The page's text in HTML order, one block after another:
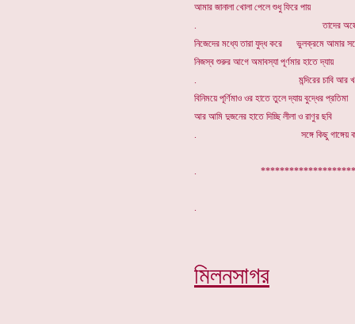
আমার জানালা খোলা পেলে শুধু ফিরে পায়
. তাদের অস্ত্রের
নিজেদের মধ্যে তারা যুদ্ধ করে ভুলক্রমে আমার
নিজস্ব শুরুর আগে অমাবস্যা পূর্ণমার হাতে দ্যায়
. মন্দিরের চাবি আর খড়্গ
বিনিময়ে পূর্ণিমাও ওর হাতে তুলে দ্যায় বুদ্ধের প্রতিমা
আর আমি দুজনের হাতে দিচ্ছি লীলা ও রাণুর ছবি
. সঙ্গে কিছু গাঙ্গেয়
.
মিলনসাগর